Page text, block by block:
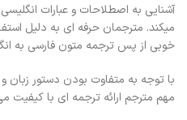
آشنایی به اصطلاحات و عبارات
میکند. مترجمان حرفه ای به دلیل
خوبی از پس ترجمه متون فارسی به
با توجه به متفاوت بودن دستور زبان
مهم مترجم ارائه ترجمه ای با کیفیت